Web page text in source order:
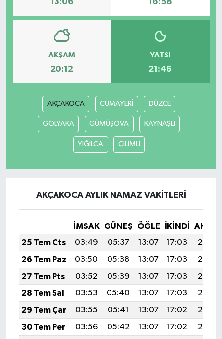
13:06 16:58
AKŞAM
20:12
YATSI
21:46
AKÇAKOCA CUMAYERİ DÜZCE
GÖLYAKA GÜMÜŞOVA KAYNAŞLI
YIĞILCA ÇİLİMLİ
AKÇAKOCA AYLIK NAMAZ VAKITLERI
İMSAK GÜNEŞ ÖĞLE İKINDI
25 Tem Cts
03:49 05:37 13:07 17:03
20:27
26 Tem Paz
03:50 05:38 13:07 17:03
20:26
27 Tem Pts
03:52 05:39 13:07 17:03
20:25
28 Tem Sal
03:53 05:40 13:07 17:03
20:24
29 Tem Çar
03:55 05:41 13:07 17:02
20:23
30 Tem Per
03:56 05:42 13:07 17:02
20:22